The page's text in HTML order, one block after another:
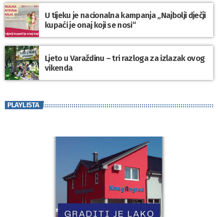
U tijeku je nacionalna kampanja „Najbolji dječji
kupaći je onaj koji se nosi“
Ljeto u Varaždinu – tri razloga za izlazak ovog
vikenda
PLAYLISTA